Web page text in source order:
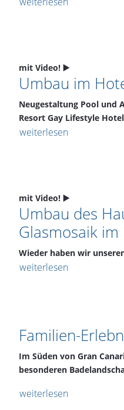
mit Video! ▶️
Umbau im
Neugestaltung Pool und
Resort Gay Lifestyle Hotel
weiterlesen
mit Video! ▶️
Umbau des
Glasmosaik
Wieder haben wir
weiterlesen
Familien-
Im Süden von Gran
besonderen
weiterlesen